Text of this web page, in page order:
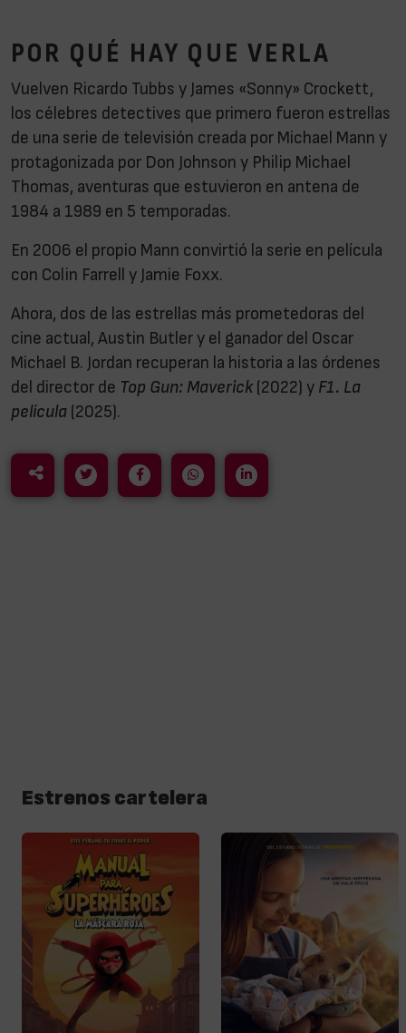
POR QUÉ HAY QUE VERLA
Vuelven Ricardo Tubbs y James «Sonny» Crockett,
los célebres detectives que primero fueron estrellas
de una serie de televisión creada por Michael Mann y
protagonizada por Don Johnson y Philip Michael
Thomas, aventuras que estuvieron en antena de
1984 a 1989 en 5 temporadas.
En 2006 el propio Mann convirtió la serie en película
con Colin Farrell y Jamie Foxx.
Ahora, dos de las estrellas más prometedoras del
cine actual, Austin Butler y el ganador del Oscar
Michael B. Jordan recuperan la historia a las órdenes
del director de Top Gun: Maverick (2022) y F1. La
película (2025).
Estrenos cartelera